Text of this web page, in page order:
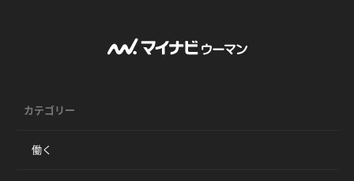
カテゴリー
働く